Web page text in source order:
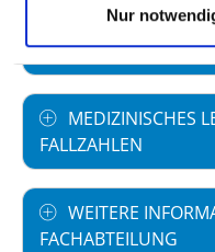
Nur
FACHEXPERTISE
MEDIZINISCHES
FALLZAHLEN
WEITERE
FACHABTEILUNG